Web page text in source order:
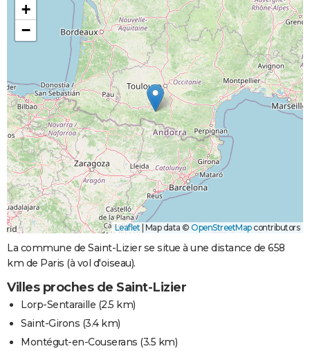
+
−
Leaflet Map data © OpenStreetMapcontributors
La commune de Saint-Lizier se situe à une distance de 658
km de Paris (à vol d'oiseau).
Villes proches de Saint-Lizier
Lorp-Sentaraille (2.5 km)
Saint-Girons (3.4 km)
Montégut-en-Couserans (3.5 km)